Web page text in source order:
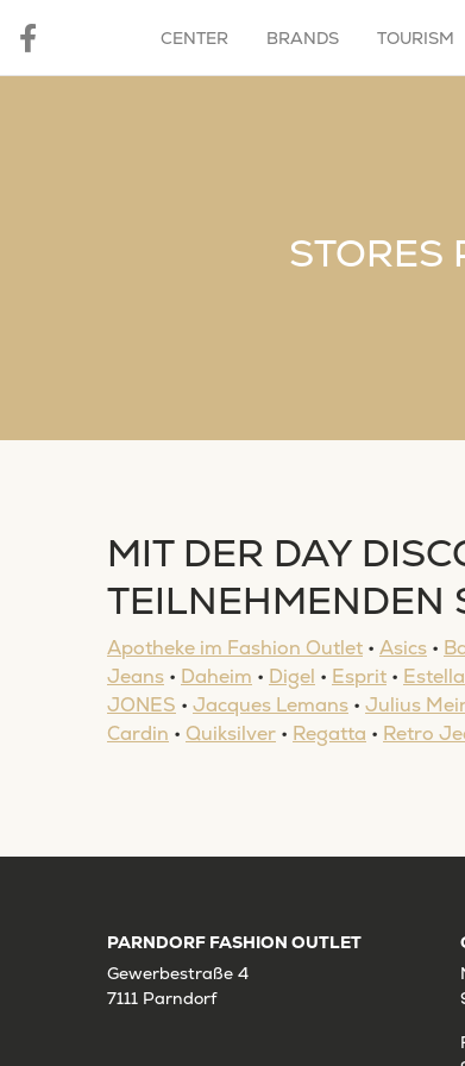
CENTER BRANDS TOURISM
STORES
MIT DER DAY
TEILNEHMENDEN
Apotheke im Fashion Outlet • Asics •
Jeans • Daheim • Digel • Esprit • Estella
JONES • Jacques Lemans • Julius
Cardin • Quiksilver • Regatta • Retro
PARNDORF FASHION OUTLET
Gewerbestraße 4
7111 Parndorf